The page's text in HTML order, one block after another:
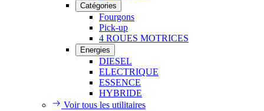
Catégories
Fourgons
Pick-up
4 ROUES MOTRICES
Energies
DIESEL
ELECTRIQUE
ESSENCE
HYBRIDE
Voir tous les utilitaires